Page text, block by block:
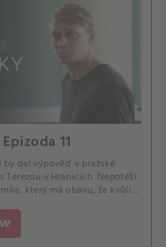
11
dal výpověď v pražské
Terezou v Hranicích. Nepotěší
který má obavu, že kvůli